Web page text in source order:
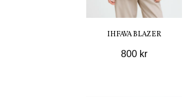
IHFAVA BLAZER
800 kr